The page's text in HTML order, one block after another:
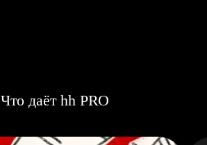
Что даёт hh PRO